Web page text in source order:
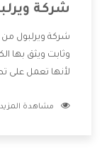
شركة
شركة ويرلبول
وثابت ويثق بها
لأنها تعمل على
وتقدم للعملاء
مشاهدة المزيد